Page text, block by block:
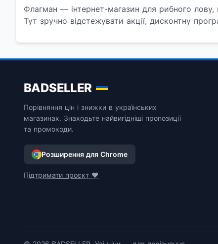
Флагман — інтернет-магазин для рибного лову,
Тут зручно відстежувати акції, дисконтну
BADSELLER
Порівняння цін і знижки в українських
магазинах. Знаходьте найвигідніші пропозиції
та промокоди.
Розширення для Chrome
Підтримати проєкт ❤️